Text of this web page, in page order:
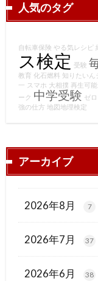
人気のタグ
自転車保険 やる気レシピ
ス検定 受験
教育 化石燃料 知りたいん
一 スマホ 大相撲 再生可
ーク 中学受験 ゼ
強の仕方 地図地理検定
アーカイブ
2026年8月 7
2026年7月 37
2026年6月 38